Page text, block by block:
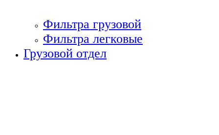
Фильтра грузовой
Фильтра легковые
Грузовой отдел